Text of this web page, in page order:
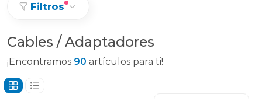
Filtros
Cables / Adaptadores
¡Encontramos 90 artículos para ti!